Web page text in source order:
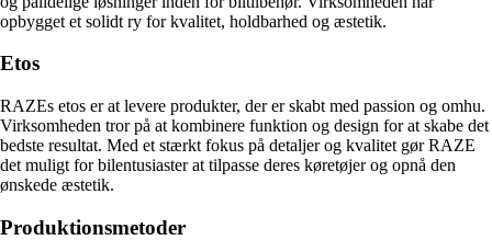
opbygget et solidt ry for kvalitet, holdbarhed og æstetik.
Etos
RAZEs etos er at levere produkter, der er skabt med passion og omhu.
Virksomheden tror på at kombinere funktion og design for at skabe det
bedste resultat. Med et stærkt fokus på detaljer og kvalitet gør RAZE
det muligt for bilentusiaster at tilpasse deres køretøjer og opnå den
ønskede æstetik.
Produktionsmetoder